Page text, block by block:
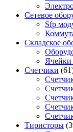
Сетевое
Sfp
Складское
Счетчики
Тиристоры